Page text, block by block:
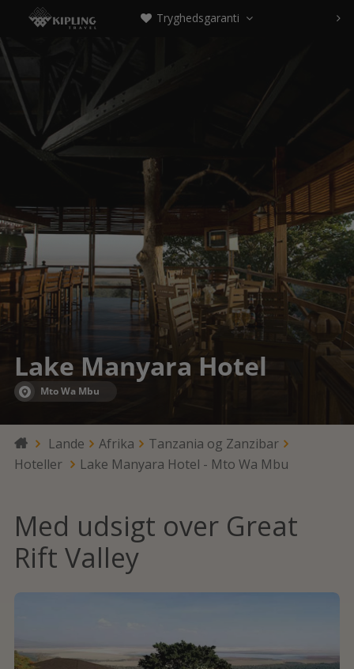
 Tryghedsgaranti  
Lake Manyara Hotel
Mto Wa Mbu
 Lande Afrika
Tanzania og Zanzibar
Hoteller
Lake Manyara Hotel - Mto Wa Mbu
Med udsigt over Great
Rift Valley